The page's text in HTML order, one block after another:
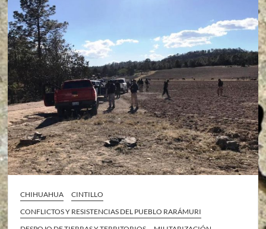
CHIHUAHUA
CINTILLO
CONFLICTOS Y RESISTENCIAS DEL PUEBLO RARÁMURI